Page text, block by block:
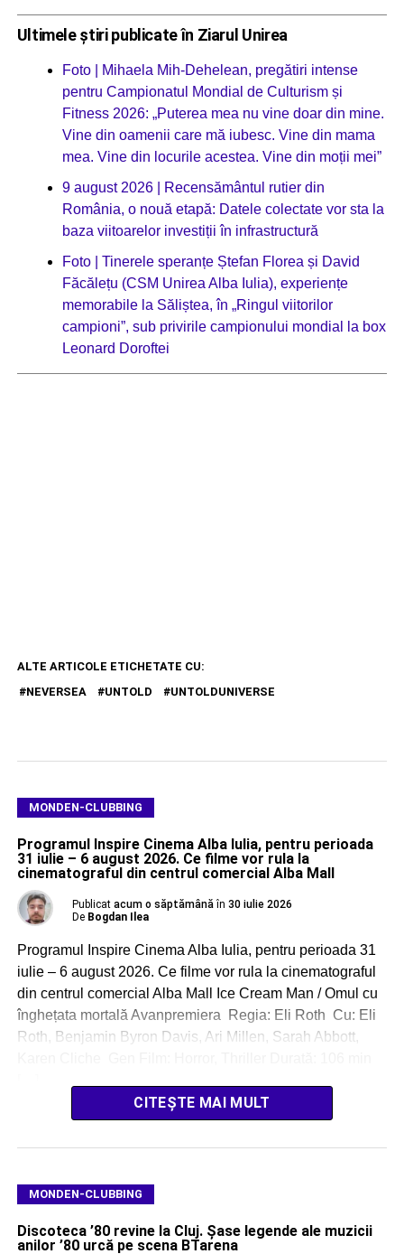
Ultimele știri publicate în Ziarul Unirea
Foto | Mihaela Mih-Dehelean, pregătiri intense
pentru Campionatul Mondial de Culturism și
Fitness 2026: „Puterea mea nu vine doar din mine.
Vine din oamenii care mă iubesc. Vine din mama
mea. Vine din locurile acestea. Vine din moții mei”
9 august 2026 | Recensământul rutier din
România, o nouă etapă: Datele colectate vor sta la
baza viitoarelor investiții în infrastructură
Foto | Tinerele speranțe Ștefan Florea și David
Făcălețu (CSM Unirea Alba Iulia), experiențe
memorabile la Săliștea, în „Ringul viitorilor
campioni”, sub privirile campionului mondial la box
Leonard Doroftei
ALTE ARTICOLE ETICHETATE CU:
NEVERSEA
UNTOLD UNTOLDUNIVERSE
MONDEN-CLUBBING
Programul Inspire Cinema Alba Iulia, pentru perioada
31 iulie – 6 august 2026. Ce filme vor rula la
cinematograful din centrul comercial Alba Mall
Publicat acum o săptămână în 30 iulie 2026
De Bogdan Ilea
Programul Inspire Cinema Alba Iulia, pentru perioada 31
iulie – 6 august 2026. Ce filme vor rula la cinematograful
din centrul comercial Alba Mall Ice Cream Man / Omul cu
înghețata mortală Avanpremiera Regia: Eli Roth Cu: Eli
Roth, Benjamin Byron Davis, Ari Millen, Sarah Abbott,
CITEȘTE MAI MULT
MONDEN-CLUBBING
Discoteca ’80 revine la Cluj. Șase legende ale muzicii
anilor ’80 urcă pe scena BTarena